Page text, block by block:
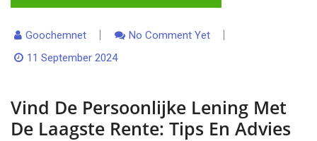
Goochemnet
No Comment Yet
11 September 2024
Vind De Persoonlijke Lening Met
De Laagste Rente: Tips En Advies